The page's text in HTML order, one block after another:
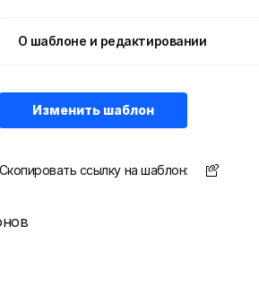
О шаблоне и редактировании
Изменить шаблон
Скопировать ссылку на шаблон: